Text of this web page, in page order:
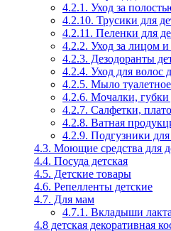
4.2.1. Уход за
4.2.10. Трусики для
4.2.11. Пеленки для
4.2.2. Уход за лицом и
4.2.3. Дезодоранты
4.2.4. Уход для волос
4.2.5. Мыло туалетное
4.2.6. Мочалки, губки
4.2.7. Салфетки,
4.2.8. Ватная
4.2.9. Подгузники для
4.3. Моющие средства для
4.4. Посуда детская
4.5. Детские товары
4.6. Репелленты детские
4.7. Для мам
4.7.1. Вкладыши
4.8 детская декоративная